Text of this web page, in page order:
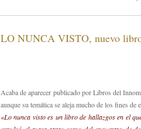
LO NUNCA VISTO, nuevo
Acaba de aparecer publicado por Libros del
aunque su temática se aleja mucho de los fines
«Lo nunca visto es un libro de hallazgos en el